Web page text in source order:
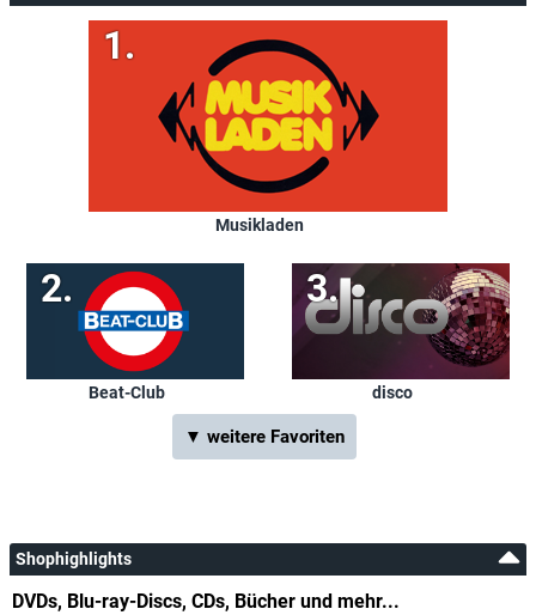
Musikladen
Beat-Club disco
▼ weitere Favoriten
Shophighlights
DVDs, Blu-ray-Discs, CDs, Bücher und mehr...